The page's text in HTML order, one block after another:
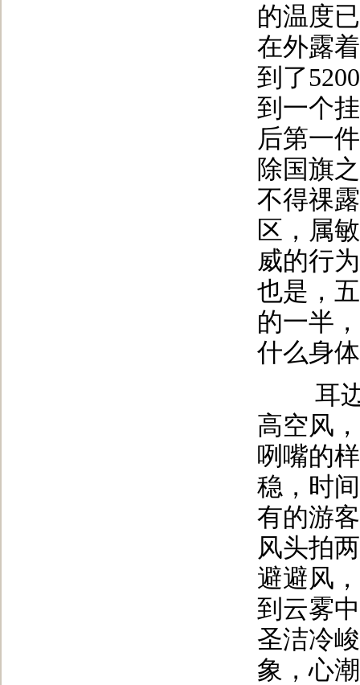
的温度
在外露
到了
到一个
后第一
除国旗
不得祼
区，属
威的行
也是，
的一半
什么身
耳边
高空风
咧嘴的
稳，时
有的游
风头拍
避避风
到云雾
圣洁冷
象，心